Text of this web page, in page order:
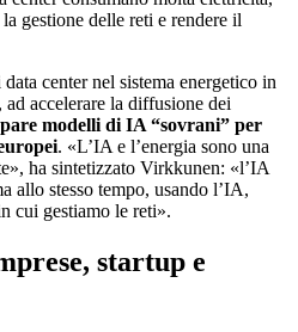
gestione delle reti e rendere il
center nel sistema energetico in
ad accelerare la diffusione dei
modelli di IA “sovrani” per
. «L’IA e l’energia sono una
ha sintetizzato Virkkunen: «l’IA
allo stesso tempo, usando l’IA,
cui gestiamo le reti».
startup e